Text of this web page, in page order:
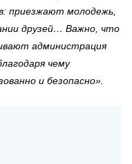
приезжают молодежь,
друзей… Важно, что
администрация
чему
и безопасно».